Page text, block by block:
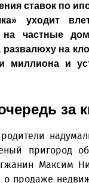
ставок по
уходит
частные
на
миллиона и
за
пригород
Максим
о продаже